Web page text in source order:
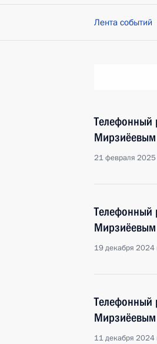
Лента событий
Телефонный
Мирзиёевым
21 февраля 2025
Телефонный
Мирзиёевым
19 декабря 2024
Телефонный
Мирзиёевым
11 декабря 2024